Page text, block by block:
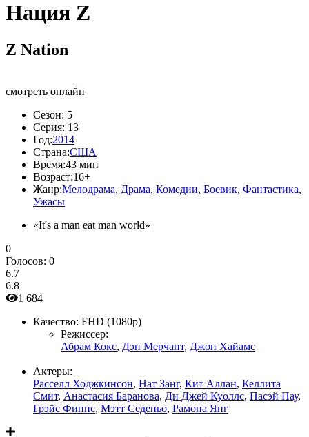
Нация Z
Z Nation
смотреть онлайн
Сезон: 5
Серия: 13
Год:2014
Страна:США
Время:43 мин
Возраст:16+
Жанр:Мелодрама, Драма, Комедии, Боевик, Фантастика,
Ужасы
«It's a man eat man world»
0
Голосов: 0
6.7
6.8
1 684
Качество: FHD (1080p)
Режиссер:
Абрам Кокс, Дэн Мерчант, Джон Хайамс
Актеры:
Расселл Ходжкинсон, Нат Занг, Кит Аллан, Келлита
Смит, Анастасия Баранова, Ди Джей Куоллс, Пасэй Пау,
Грэйс Фиппс, Мэтт Седеньо, Рамона Янг